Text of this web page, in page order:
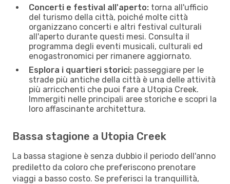
Concerti e festival all'aperto: torna all'ufficio
del turismo della città, poiché molte città
organizzano concerti e altri festival culturali
all'aperto durante questi mesi. Consulta il
programma degli eventi musicali, culturali ed
enogastronomici per rimanere aggiornato.
Esplora i quartieri storici: passeggiare per le
strade più antiche della città è una delle attività
più arricchenti che puoi fare a Utopia Creek.
Immergiti nelle principali aree storiche e scopri la
loro affascinante architettura.
Bassa stagione a Utopia Creek
La bassa stagione è senza dubbio il periodo dell'anno
prediletto da coloro che preferiscono prenotare
viaggi a basso costo. Se preferisci la tranquillità,